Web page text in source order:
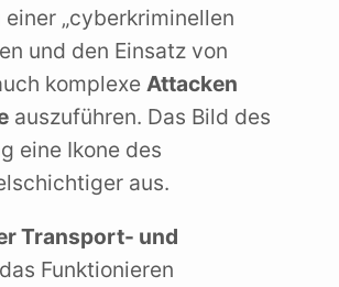
„cyberkriminellen
und den Einsatz von
komplexe Attacken
auszuführen. Das Bild des
eine Ikone des
aus.
Transport- und
Funktionieren